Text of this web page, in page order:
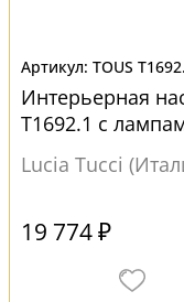
TOUS
Интерьерная
T1692.1 с
Lucia Tucci
19 774 ₽